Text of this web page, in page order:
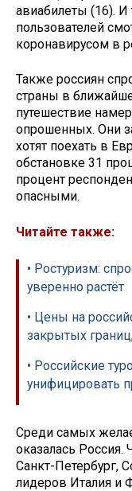
авиабилеты (16). И
пользователей
коронавирусом в
Также россиян
страны в
путешествие
опрошенных. Они
хотят поехать в
обстановке 31
процент
опасными.
Читайте также:
• Ростуризм:
уверенно растёт
• Цены на
закрытых
• Российские
унифицировать
Среди самых
оказалась
Санкт-Петербург,
лидеров Италия и